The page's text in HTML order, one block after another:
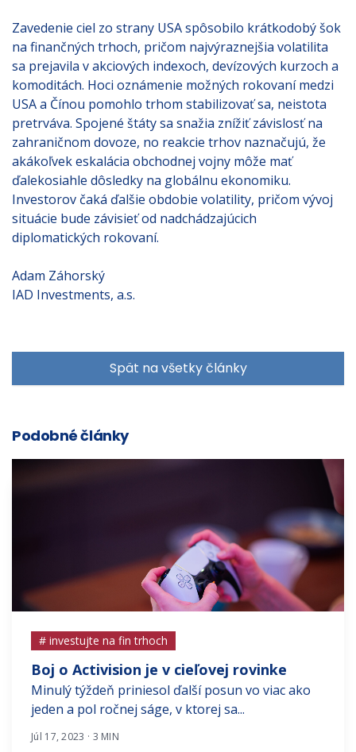
Zavedenie ciel zo strany USA spôsobilo krátkodobý šok
na finančných trhoch, pričom najvýraznejšia volatilita
sa prejavila v akciových indexoch, devízových kurzoch a
komoditách. Hoci oznámenie možných rokovaní medzi
USA a Čínou pomohlo trhom stabilizovať sa, neistota
pretrváva. Spojené štáty sa snažia znížiť závislosť na
zahraničnom dovoze, no reakcie trhov naznačujú, že
akákoľvek eskalácia obchodnej vojny môže mať
ďalekosiahle dôsledky na globálnu ekonomiku.
Investorov čaká ďalšie obdobie volatility, pričom vývoj
situácie bude závisieť od nadchádzajúcich
diplomatických rokovaní.
Adam Záhorský
IAD Investments, a.s.
Spät na všetky články
Podobné články
# investujte na fin trhoch
Boj o Activision je v cieľovej rovinke
Minulý týždeň priniesol ďalší posun vo viac ako
jeden a pol ročnej ságe, v ktorej sa...
Júl 17, 2023 · 3 MIN